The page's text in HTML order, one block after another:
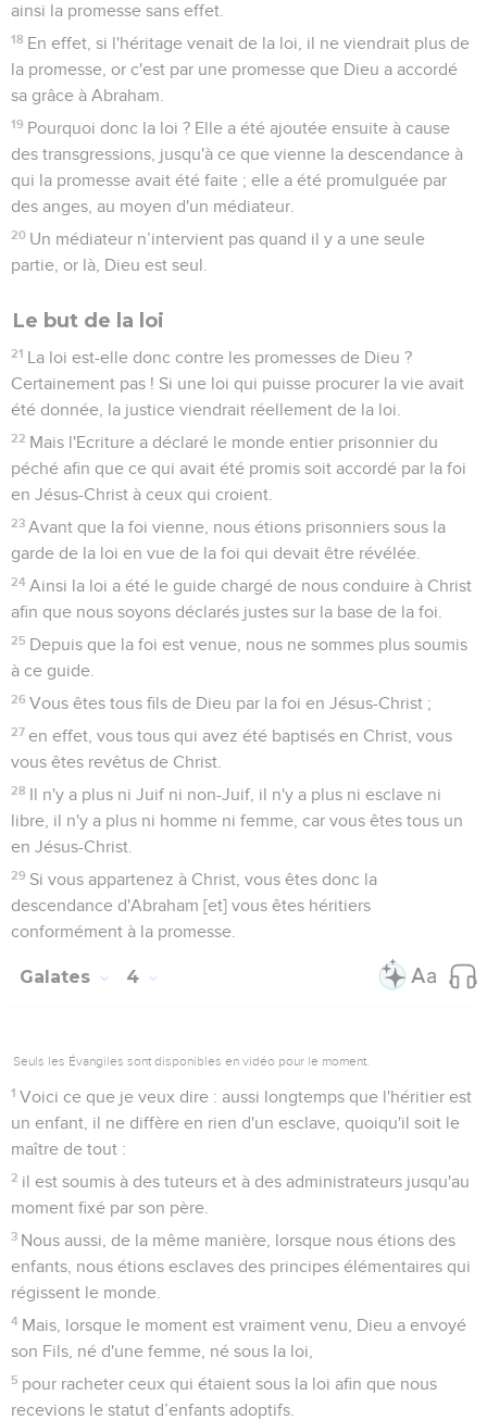
ainsi la promesse sans effet.
18 En effet, si l'héritage venait de la loi, il ne viendrait plus de
la promesse, or c'est par une promesse que Dieu a accordé
sa grâce à Abraham.
19 Pourquoi donc la loi ? Elle a été ajoutée ensuite à cause
des transgressions, jusqu'à ce que vienne la descendance à
qui la promesse avait été faite ; elle a été promulguée par
des anges, au moyen d'un médiateur.
20 Un médiateur n’intervient pas quand il y a une seule
partie, or là, Dieu est seul.
Le but de la loi
21 La loi est-elle donc contre les promesses de Dieu ?
Certainement pas ! Si une loi qui puisse procurer la vie avait
été donnée, la justice viendrait réellement de la loi.
22 Mais l'Ecriture a déclaré le monde entier prisonnier du
péché afin que ce qui avait été promis soit accordé par la foi
en Jésus-Christ à ceux qui croient.
23 Avant que la foi vienne, nous étions prisonniers sous la
garde de la loi en vue de la foi qui devait être révélée.
24 Ainsi la loi a été le guide chargé de nous conduire à Christ
afin que nous soyons déclarés justes sur la base de la foi.
25 Depuis que la foi est venue, nous ne sommes plus soumis
à ce guide.
26 Vous êtes tous fils de Dieu par la foi en Jésus-Christ ;
27 en effet, vous tous qui avez été baptisés en Christ, vous
vous êtes revêtus de Christ.
28 Il n'y a plus ni Juif ni non-Juif, il n'y a plus ni esclave ni
libre, il n'y a plus ni homme ni femme, car vous êtes tous un
en Jésus-Christ.
29 Si vous appartenez à Christ, vous êtes donc la
descendance d'Abraham [et] vous êtes héritiers
conformément à la promesse.
Galates 4
Seuls les Évangiles sont disponibles en vidéo pour le moment.
1 Voici ce que je veux dire : aussi longtemps que l'héritier est
un enfant, il ne diffère en rien d'un esclave, quoiqu'il soit le
maître de tout :
2 il est soumis à des tuteurs et à des administrateurs jusqu'au
moment fixé par son père.
3 Nous aussi, de la même manière, lorsque nous étions des
enfants, nous étions esclaves des principes élémentaires qui
régissent le monde.
4 Mais, lorsque le moment est vraiment venu, Dieu a envoyé
son Fils, né d'une femme, né sous la loi,
5 pour racheter ceux qui étaient sous la loi afin que nous
recevions le statut d’enfants adoptifs.